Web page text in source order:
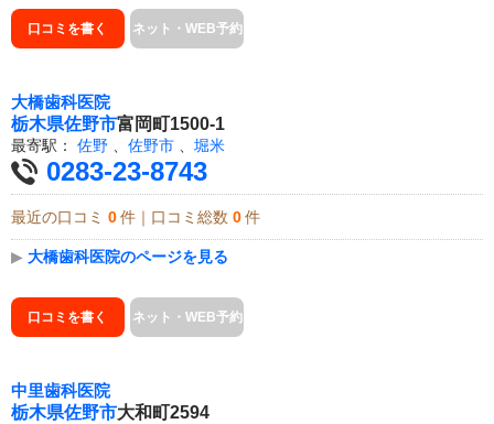
口コミを書く ネット・WEB予約
大橋歯科医院
栃木県佐野市富岡町1500-1
最寄駅： 佐野 、 佐野市 、 堀米
0283-23-8743
最近の口コミ 0 件｜口コミ総数 0 件
▶ 大橋歯科医院のページを見る
口コミを書く ネット・WEB予約
中里歯科医院
栃木県佐野市大和町2594